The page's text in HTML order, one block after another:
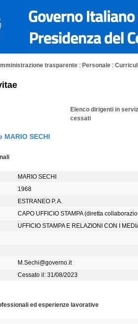
trasparente : Personale :
Elenco dirigenti in
cessati
SECHI
MARIO SECHI
1968
ESTRANEO P. A.
CAPO UFFICIO STAMPA (diretta
UFFICIO STAMPA E RELAZIONI CON I
M.Sechi@governo.it
Cessato il: 31/08/2023
ed esperienze lavorative